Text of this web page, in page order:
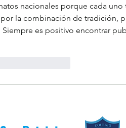
nacionales porque cada uno
la combinación de tradición,
es positivo encontrar